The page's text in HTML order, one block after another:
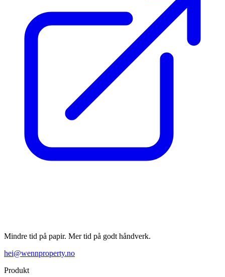
Mindre tid på papir. Mer tid på godt håndverk.
hei@wennproperty.no
Produkt